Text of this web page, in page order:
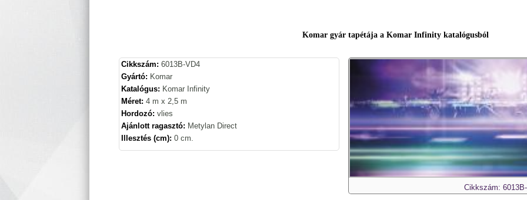
Komar gyár tapétája a Komar Infinity katalógusból
Cikkszám: 6013B-VD4
Gyártó: Komar
Katalógus: Komar Infinity
Méret: 4 m x 2,5 m
Hordozó: vlies
Ajánlott ragasztó: Metylan Direct
Illesztés (cm): 0 cm.
Cikkszám: